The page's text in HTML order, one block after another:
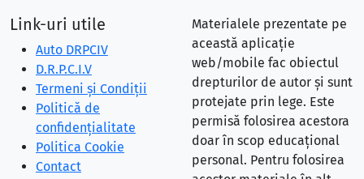
Link-uri utile
Auto DRPCIV
D.R.P.C.I.V
Termeni și Condiții
Politică de
confidențialitate
Politica Cookie
Contact
Materialele prezentate pe
această aplicație
web/mobile fac obiectul
drepturilor de autor și sunt
protejate prin lege. Este
permisă folosirea acestora
doar în scop educațional
personal. Pentru folosirea